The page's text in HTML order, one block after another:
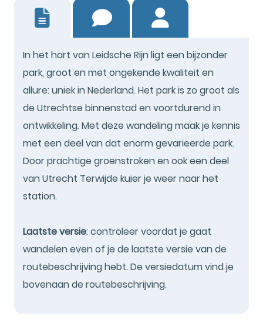
In het hart van Leidsche Rijn ligt een bijzonder
park, groot en met ongekende kwaliteit en
allure: uniek in Nederland. Het park is zo groot als
de Utrechtse binnenstad en voortdurend in
ontwikkeling. Met deze wandeling maak je kennis
met een deel van dat enorm gevarieerde park.
Door prachtige groenstroken en ook een deel
van Utrecht Terwijde kuier je weer naar het
station.
Laatste versie: controleer voordat je gaat
wandelen even of je de laatste versie van de
routebeschrijving hebt. De versiedatum vind je
bovenaan de routebeschrijving.